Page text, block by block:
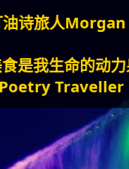
人Morgan
生命的动力泉源。
Traveller